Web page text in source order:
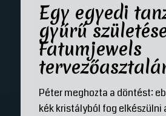
Egy egyedi
gyűrű
Fatumjewels
Péter meghozta a döntést:
kék kristályból fog elkészülni